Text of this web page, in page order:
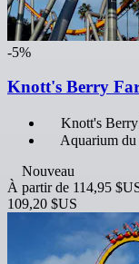
-5%
Knott's Berry
Knott's
Aquarium
Nouveau
À partir de 114,95
109,20 $US